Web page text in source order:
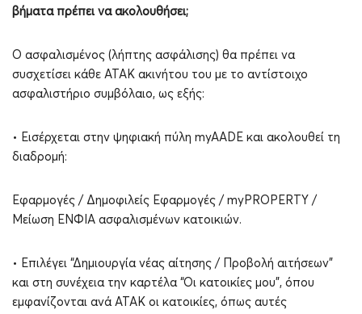
βήματα πρέπει να ακολουθήσει;
Ο ασφαλισμένος (λήπτης ασφάλισης) θα πρέπει να
συσχετίσει κάθε ΑΤΑΚ ακινήτου του με το αντίστοιχο
ασφαλιστήριο συμβόλαιο, ως εξής:
• Εισέρχεται στην ψηφιακή πύλη myAADE και ακολουθεί τη
διαδρομή:
Εφαρμογές / Δημοφιλείς Εφαρμογές / myPROPERTY /
Μείωση ΕΝΦΙΑ ασφαλισμένων κατοικιών.
• Επιλέγει “Δημιουργία νέας αίτησης / Προβολή αιτήσεων”
και στη συνέχεια την καρτέλα “Οι κατοικίες μου”, όπου
εμφανίζονται ανά ΑΤΑΚ οι κατοικίες, όπως αυτές